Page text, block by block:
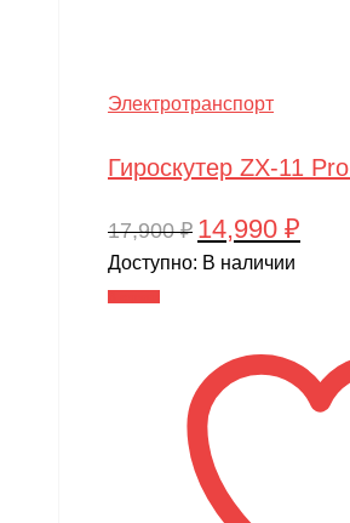
Электротранспорт
Гироскутер ZX-11
17,900₽ Первоначальная
цена
14,990 ₽
Доступно: В наличии